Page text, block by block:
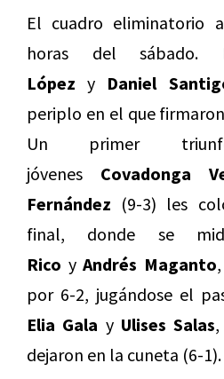
El cuadro eliminatorio
horas del
López y Daniel
periplo en el que
Un primer
jóvenes Covadonga
Fernández (9-3) les
final, donde se
Rico y Andrés Maganto
por 6-2, jugándose el
Elia Gala y Ulises Salas
dejaron en la cuneta (6-1).